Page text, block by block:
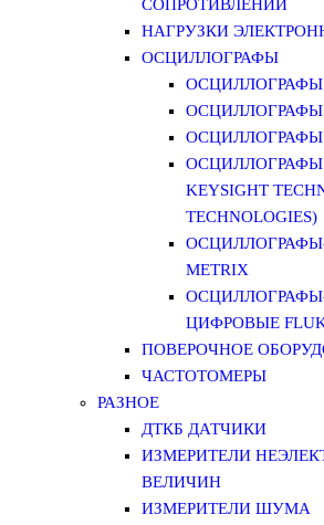
СОПРОТИВЛЕНИЙ
НАГРУЗКИ
ОСЦИЛЛОГРАФЫ
ОСЦИЛЛОГРАФЫ
ОСЦИЛЛОГРАФЫ
KEYSIGHT
TECHNOLOGIES)
METRIX
ЦИФРОВЫЕ
ПОВЕРОЧНОЕ
ЧАСТОТОМЕРЫ
РАЗНОЕ
ДТКБ ДАТЧИКИ
ИЗМЕРИТЕЛИ
ВЕЛИЧИН
ИЗМЕРИТЕЛИ ШУМА